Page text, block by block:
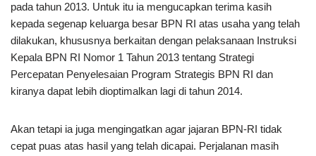
pada tahun 2013. Untuk itu ia mengucapkan terima kasih
kepada segenap keluarga besar BPN RI atas usaha yang telah
dilakukan, khususnya berkaitan dengan pelaksanaan Instruksi
Kepala BPN RI Nomor 1 Tahun 2013 tentang Strategi
Percepatan Penyelesaian Program Strategis BPN RI dan
kiranya dapat lebih dioptimalkan lagi di tahun 2014.
Akan tetapi ia juga mengingatkan agar jajaran BPN-RI tidak
cepat puas atas hasil yang telah dicapai. Perjalanan masih